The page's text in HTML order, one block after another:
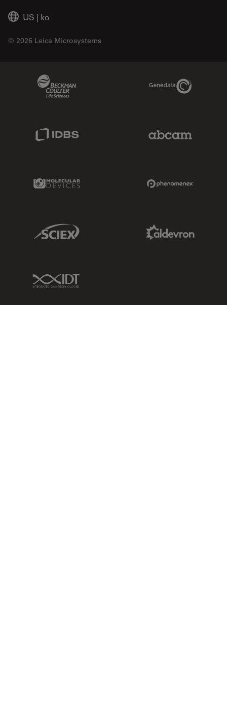
US | ko
© 2026 Leica Microsystems
Genedata Link
Molecular Devices Link
Sciex Link
IDT Link